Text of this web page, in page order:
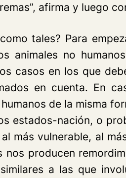
afirma y luego
tales? Para
animales no
casos en los que
en cuenta. En
de la misma
estados-nación, o
más vulnerable, al
producen
a las que